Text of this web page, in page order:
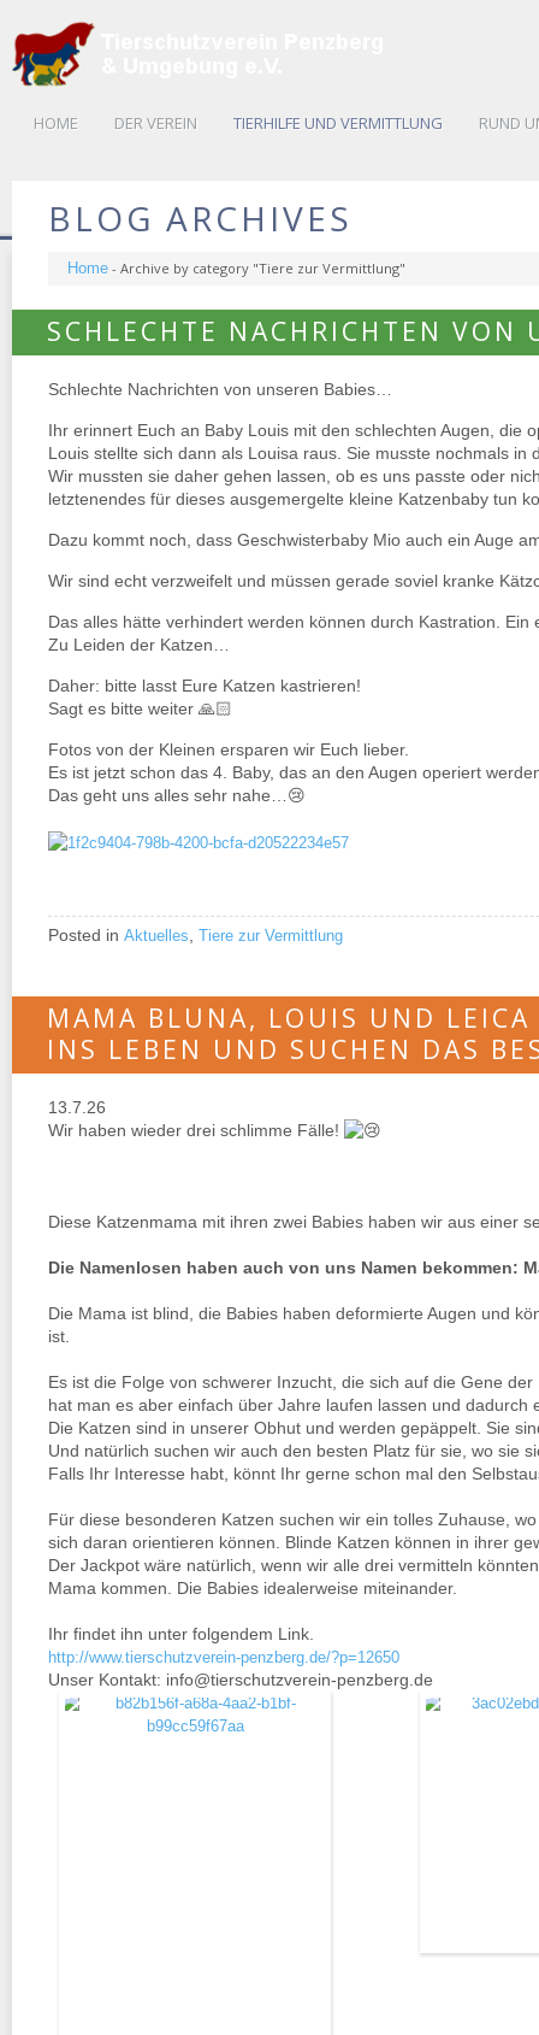
HOME DER VEREIN TIERHILFE UND VERMITTLUNG RUND
BLOG ARCHIVES
Home - Archive by category "Tiere zur Vermittlung"
SCHLECHTE NACHRICHTEN VON
Schlechte Nachrichten von unseren Babies…
Ihr erinnert Euch an Baby Louis mit den schlechten Augen, die
Louis stellte sich dann als Louisa raus. Sie musste nochmals
Wir mussten sie daher gehen lassen, ob es uns passte oder
letztenendes für dieses ausgemergelte kleine Katzenbaby tun
Dazu kommt noch, dass Geschwisterbaby Mio auch ein Auge
Wir sind echt verzweifelt und müssen gerade soviel kranke
Das alles hätte verhindert werden können durch Kastration.
Zu Leiden der Katzen…
Daher: bitte lasst Eure Katzen kastrieren!
Sagt es bitte weiter 🙏🏻
Fotos von der Kleinen ersparen wir Euch lieber.
Es ist jetzt schon das 4. Baby, das an den Augen operiert
Das geht uns alles sehr nahe…😢
Posted in Aktuelles Tiere zur Vermittlung
MAMA BLUNA, LOUIS UND LEICA
INS LEBEN UND SUCHEN DAS
13.7.26
Wir haben wieder drei schlimme Fälle!
Diese Katzenmama mit ihren zwei Babies haben wir aus
Die Namenlosen haben auch von uns Namen bekommen:
Die Mama ist blind, die Babies haben deformierte Augen und
ist.
Es ist die Folge von schwerer Inzucht, die sich auf die Gene
hat man es aber einfach über Jahre laufen lassen und dadurch
Die Katzen sind in unserer Obhut und werden gepäppelt. Sie
Und natürlich suchen wir auch den besten Platz für sie, wo sie
Falls Ihr Interesse habt, könnt Ihr gerne schon mal den
Für diese besonderen Katzen suchen wir ein tolles Zuhause,
sich daran orientieren können. Blinde Katzen können in ihrer
Der Jackpot wäre natürlich, wenn wir alle drei vermitteln
Mama kommen. Die Babies idealerweise miteinander.
Ihr findet ihn unter folgendem Link.
http://www.tierschutzverein-penzberg.de/?p=12650
Unser Kontakt: info@tierschutzverein-penzberg.de